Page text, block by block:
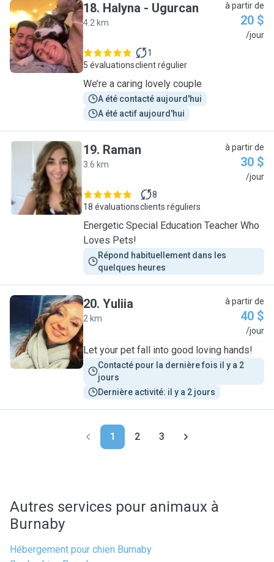
H
18. Halyna - Ugurcan
4.2 km
à partir de
20 $
/jour
5 évaluations
1
client régulier
We’re a caring lovely couple
A été contacté aujourd'hui
A été actif aujourd'hui
R
19. Raman
3.6 km
à partir de
30 $
/jour
18 évaluations
8
clients réguliers
Energetic Special Education Teacher Who
Loves Pets!
Répond habituellement dans les
quelques heures
Y
20. Yuliia
2 km
à partir de
40 $
/jour
Let your pet fall into good loving hands!
Contacté pour la dernière fois il y a 2
jours
Dernière activité: il y a 2 jours
1 2 3
Autres services pour animaux à
Burnaby
Hébergement pour chien Burnaby